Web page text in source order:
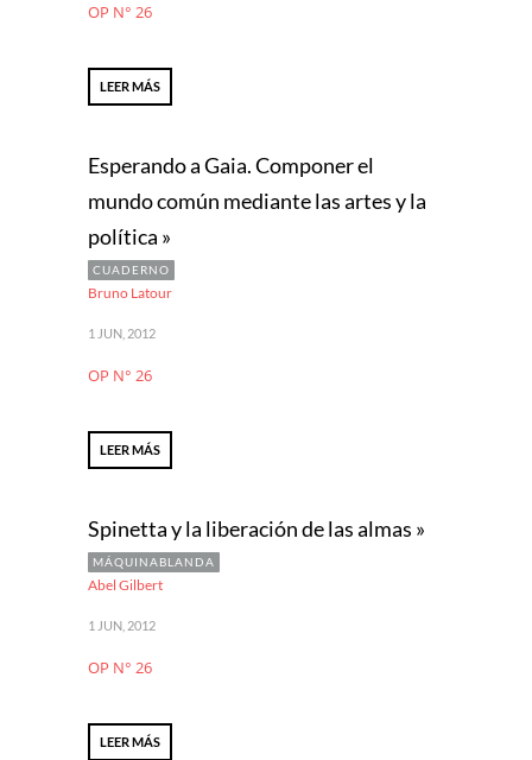
OP N° 26
LEER MÁS
Esperando a Gaia. Componer el
mundo común mediante las artes y la
política »
CUADERNO
Bruno Latour
1 JUN, 2012
OP N° 26
LEER MÁS
Spinetta y la liberación de las almas »
MÁQUINABLANDA
Abel Gilbert
1 JUN, 2012
OP N° 26
LEER MÁS